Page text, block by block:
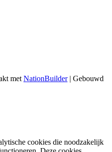
met NationBuilder| Gebouwd
cookies die noodzakelijk